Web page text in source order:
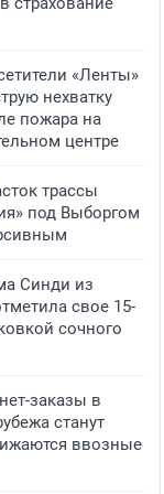
«Ленты»
нехватку
пожара на
центре
трассы
под Выборгом
Синди из
свое 15-
сочного
заказы в
станут
ввозные